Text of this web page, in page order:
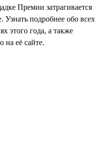
Премии затрагивается
Узнать подробнее обо всех
этого года, а также
на её сайте.